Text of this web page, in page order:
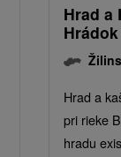
Hrad a
Hrad a
pri rieke
hradu